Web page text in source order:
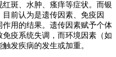
斑、水肿、瘙痒等症状。而银
前认为是遗传因素、免疫因
用的结果。遗传因素赋予个体
疫系统失调，而环境因素（如
发疾病的发生或加重。